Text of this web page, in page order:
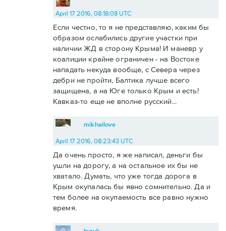
April 17 2016, 08:18:08 UTC
Если честно, то я не представляю, каким бы
образом ослабились другие участки при
наличии ЖД в сторону Крыма! И маневр у
коалиции крайне ограничен - на Востоке
нападать некуда вообще, с Севера через
дебри не пройти, Балтика лучше всего
защищена, а на Юге только Крым и есть!
Кавказ-то еще не вполне русский...
mikhailove
April 17 2016, 08:23:43 UTC
Да очень просто, я же написал, деньги бы
ушли на дорогу, а на остальное их бы не
хватало. Думать, что уже тогда дорога в
Крым окупалась бы явно сомнительно. Да и
тем более на окупаемость все равно нужно
время.